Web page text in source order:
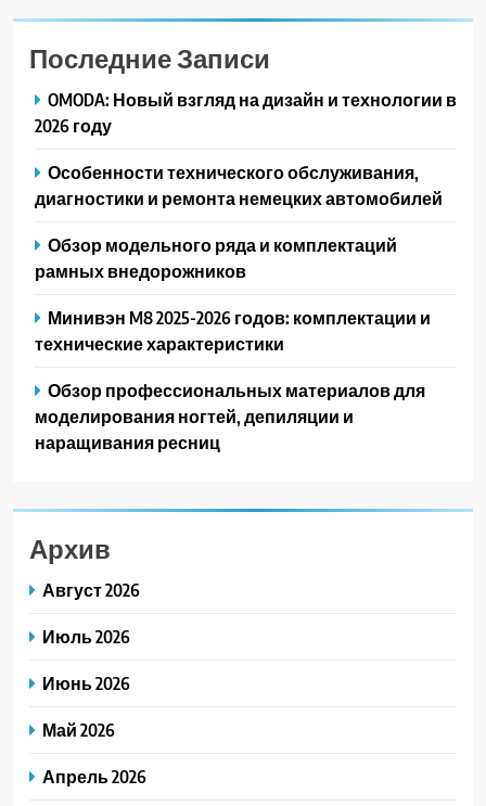
Последние Записи
OMODA: Новый взгляд на дизайн и технологии в
2026 году
Особенности технического обслуживания,
диагностики и ремонта немецких автомобилей
Обзор модельного ряда и комплектаций
рамных внедорожников
Минивэн M8 2025-2026 годов: комплектации и
технические характеристики
Обзор профессиональных материалов для
моделирования ногтей, депиляции и
наращивания ресниц
Архив
Август 2026
Июль 2026
Июнь 2026
Май 2026
Апрель 2026